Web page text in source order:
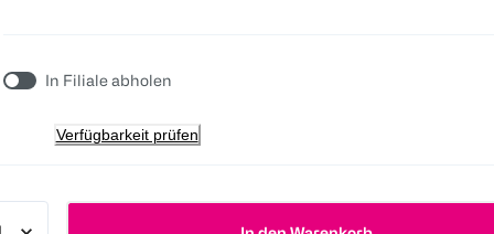
In Filiale abholen
Verfügbarkeit prüfen